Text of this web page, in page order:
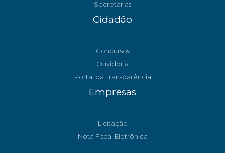
Secretarias
Cidadão
Concursos
Ouvidoria
Portal da Transparência
Empresas
Licitação
Nota Fiscal Eletrônica